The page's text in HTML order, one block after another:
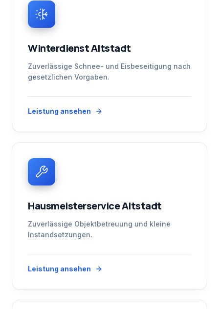
Winterdienst Altstadt
Zuverlässige Schnee- und Eisbeseitigung nach
gesetzlichen Vorgaben.
Leistung ansehen
Hausmeisterservice Altstadt
Zuverlässige Objektbetreuung und kleine
Instandsetzungen.
Leistung ansehen